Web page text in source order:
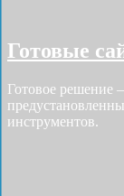
Готовые
Готовое решение
инструментов.